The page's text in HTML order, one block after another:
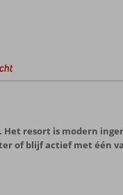
resort is modern
of blijf actief met één